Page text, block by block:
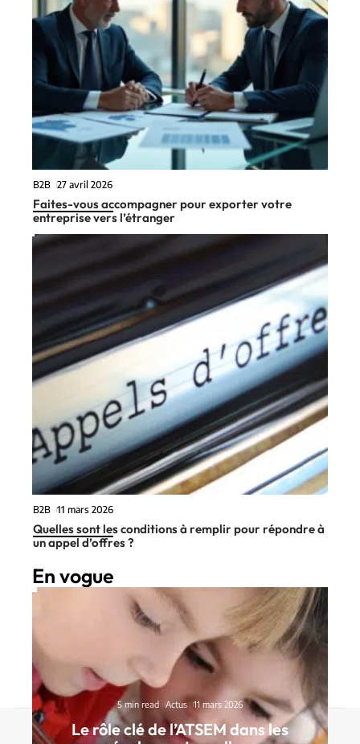
B2B 27 avril 2026
Faites-vous accompagner pour exporter votre
entreprise vers l’étranger
B2B 11 mars 2026
Quelles sont les conditions à remplir pour répondre à
un appel d’offres ?
En vogue
5 min read Actus 11 mars 2026
Le rôle clé de l’ATSEM dans les
Contact Mentions Légales Sitemap